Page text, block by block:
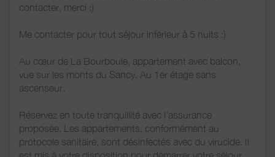
contacter, merci :)
Me contacter pour tout séjour inférieur à 5 nuits :)
Au cœur de La Bourboule, appartement avec balcon,
vue sur les monts du Sancy. Au 1er étage sans
ascenseur.
Réservez en toute tranquillité avec l'assurance
proposée. Les appartements, conformément au
protocole sanitaire, sont désinfectés avec du virucide. Il